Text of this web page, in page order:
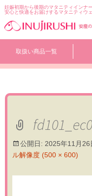
妊娠初期から後期のマタニティインナ
安心と快適をお届けするマタニティウ
テ
取扱い商品一覧
公開日: 2025年11月26
ル解像度 (500 × 600)